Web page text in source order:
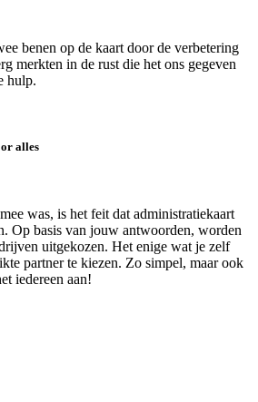
benen op de kaart door de verbetering
merkten in de rust die het ons gegeven
hulp.
alles
was, is het feit dat administratiekaart
Op basis van jouw antwoorden, worden
uitgekozen. Het enige wat je zelf
partner te kiezen. Zo simpel, maar ook
iedereen aan!